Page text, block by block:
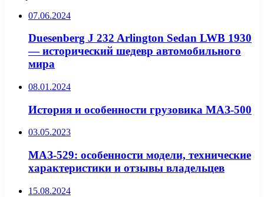
07.06.2024
Duesenberg J 232 Arlington Sedan LWB 1930
— исторический шедевр автомобильного
мира
08.01.2024
История и особенности грузовика МАЗ-500
03.05.2023
МАЗ-529: особенности модели, технические
характеристики и отзывы владельцев
15.08.2024